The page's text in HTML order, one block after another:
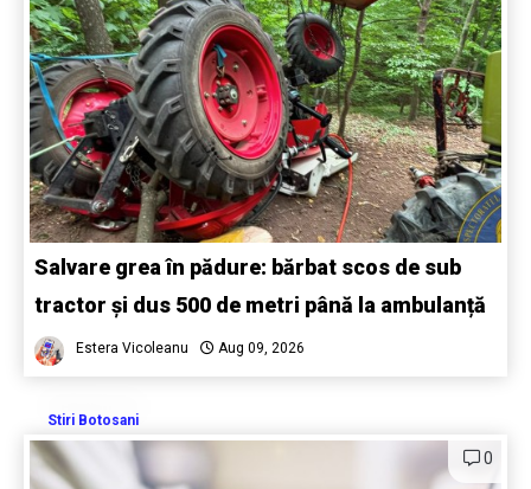
Salvare grea în pădure: bărbat scos de sub
tractor și dus 500 de metri până la ambulanță
Estera Vicoleanu Aug 09, 2026
Stiri Botosani
0